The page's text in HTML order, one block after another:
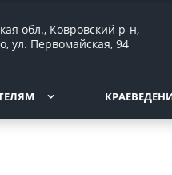
обл., Ковровский р-н,
ул. Первомайская, 94